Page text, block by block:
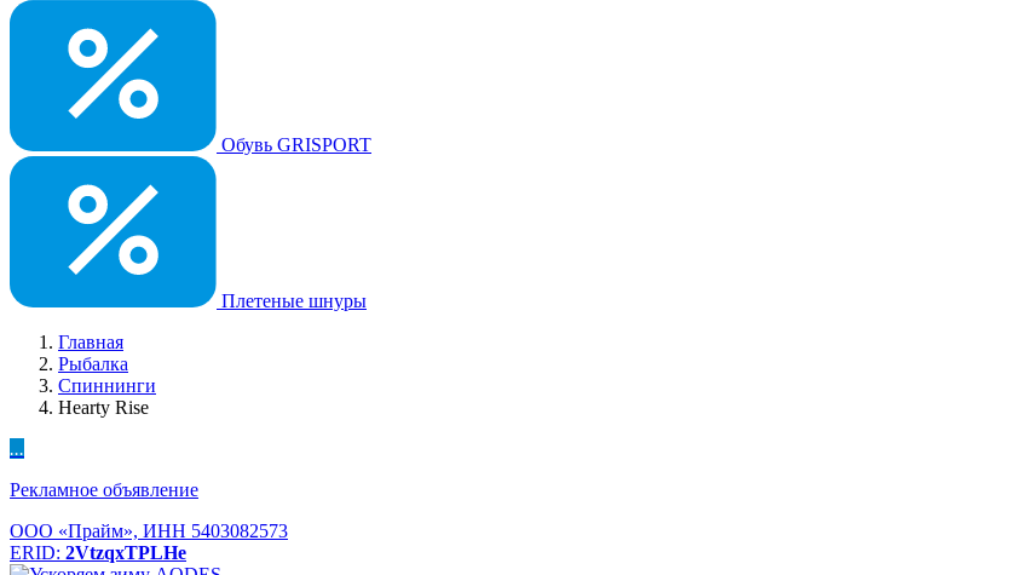
Обувь GRISPORT
Плетеные шнуры
Главная
Рыбалка
Спиннинги
Hearty Rise
...
Рекламное объявление
ООО «Прайм», ИНН 5403082573
ERID: 2VtzqxTPLHe